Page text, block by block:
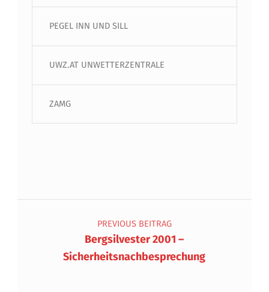
PEGEL INN UND SILL
UWZ.AT UNWETTERZENTRALE
ZAMG
Beitragsnavigation
PREVIOUS BEITRAG
Bergsilvester 2001 –
Sicherheitsnachbesprechung